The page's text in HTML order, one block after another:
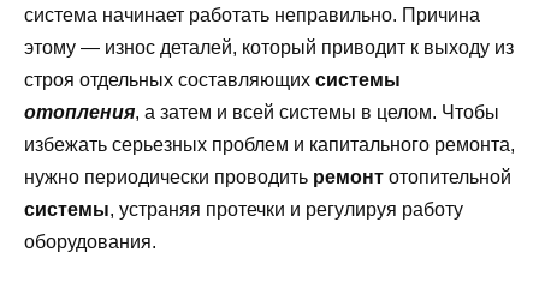
система начинает работать неправильно. Причина
этому — износ деталей, который приводит к выходу из
строя отдельных составляющих системы
отопления, а затем и всей системы в целом. Чтобы
избежать серьезных проблем и капитального ремонта,
нужно периодически проводить ремонт отопительной
системы, устраняя протечки и регулируя работу
оборудования.